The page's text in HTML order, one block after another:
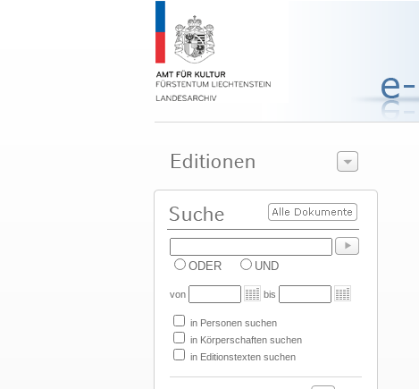
ODER UND
von bis
in Personen suchen
in Körperschaften suchen
in Editionstexten suchen